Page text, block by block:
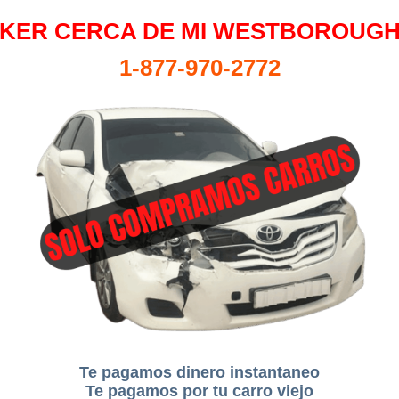
CERCA DE MI
1-877-970-2772
Te pagamos dinero instantaneo
Te pagamos por tu carro viejo